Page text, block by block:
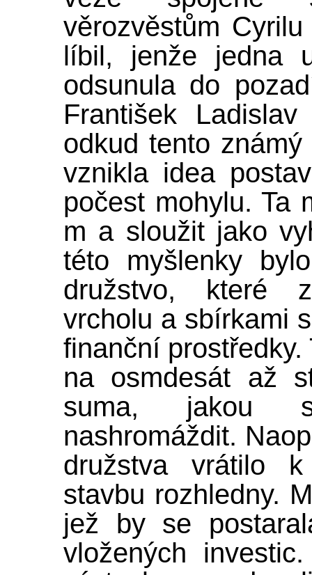
věrozvěstům
líbil, jenže jedna
odsunula do
František
odkud tento
vznikla idea
počest mohylu. Ta
m a sloužit jako
této myšlenky
družstvo, které
vrcholu a sbírkami
finanční
na osmdesát až
suma, jakou
nashromáždit.
družstva vrátilo
stavbu rozhledny.
jež by se
vložených